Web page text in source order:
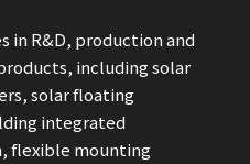
in R&D, production and
including solar
solar floating
integrated
flexible mounting